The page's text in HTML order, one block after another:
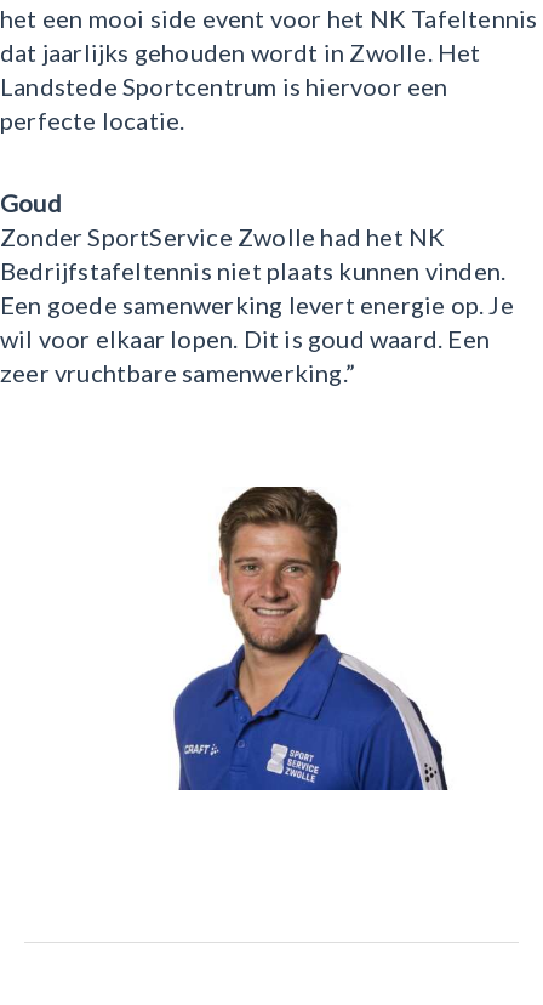
het een mooi side event voor het NK Tafeltennis
dat jaarlijks gehouden wordt in Zwolle. Het
Landstede Sportcentrum is hiervoor een
perfecte locatie.
Goud
Zonder SportService Zwolle had het NK
Bedrijfstafeltennis niet plaats kunnen vinden.
Een goede samenwerking levert energie op. Je
wil voor elkaar lopen. Dit is goud waard. Een
zeer vruchtbare samenwerking.”